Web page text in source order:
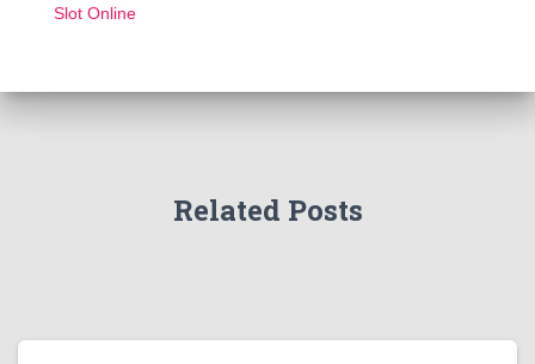
Slot Online
Related Posts